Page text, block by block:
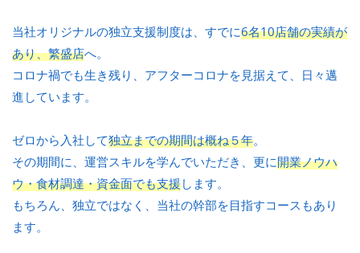
当社オリジナルの独立支援制度は、すでに6名10店舗の実績が
あり、繁盛店へ。
コロナ禍でも生き残り、アフターコロナを見据えて、日々邁
進しています。
ゼロから入社して独立までの期間は概ね５年。
その期間に、運営スキルを学んでいただき、更に開業ノウハ
ウ・食材調達・資金面でも支援します。
もちろん、独立ではなく、当社の幹部を目指すコースもあり
ます。